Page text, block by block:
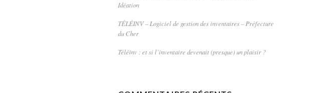
Idéation
TÉLÉINV – Logiciel de gestion des inventaires – Préfecture
du Cher
Téléinv : et si l’inventaire devenait (presque) un plaisir ?